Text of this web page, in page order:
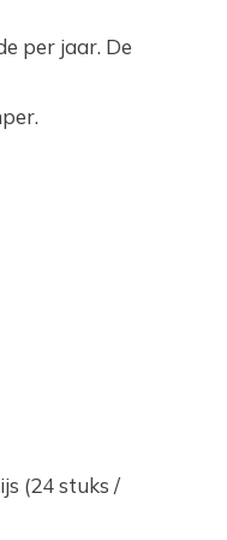
per jaar. De
(24 stuks /